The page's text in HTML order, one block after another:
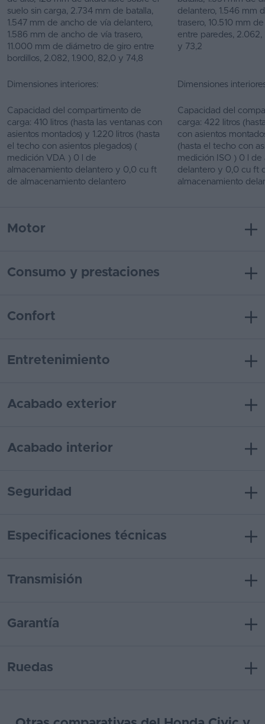
suelo sin carga, 2.734 mm de batalla,
1.547 mm de ancho de vía delantero,
1.586 mm de ancho de vía trasero,
11.000 mm de diámetro de giro entre
bordillos, 2.082, 1.900, 82,0 y 74,8
delantero, 1.546 mm
trasero, 10.510 mm
entre paredes, 2.062,
y 73,2
Dimensiones interiores: Dimensiones
Capacidad del compartimento de
carga: 410 litros (hasta las ventanas con
asientos montados) y 1.220 litros (hasta
el techo con asientos plegados) (
medición VDA ) 0 l de
almacenamiento delantero y 0,0 cu ft
de almacenamiento delantero
Capacidad del
carga: 422 litros
con asientos
(hasta el techo con
medición ISO ) 0 l de
delantero y 0,0 cu ft
almacenamiento
Motor
Consumo y prestaciones
Confort
Entretenimiento
Acabado exterior
Acabado interior
Seguridad
Especificaciones técnicas
Transmisión
Garantía
Ruedas